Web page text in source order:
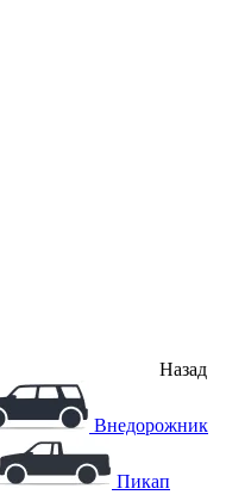
Назад
Внедорожник
Пикап